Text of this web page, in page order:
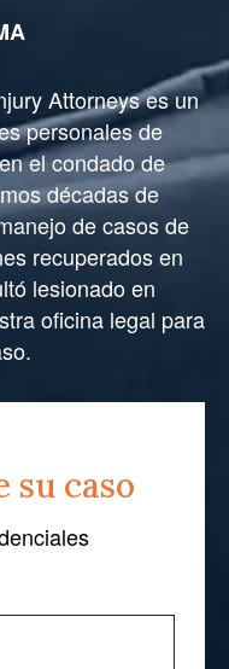
su caso
Attorneys es un
personales de
el condado de
décadas de
de casos de
recuperados en
lesionado en
oficina legal para